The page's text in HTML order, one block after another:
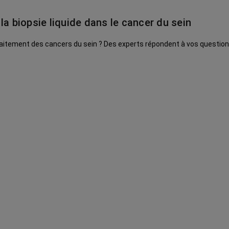
biopsie liquide dans le cancer du sein
des cancers du sein ? Des experts répondent à vos